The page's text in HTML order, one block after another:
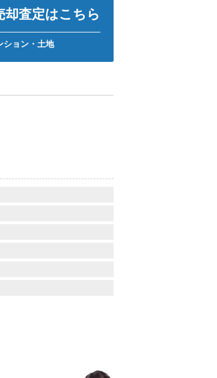
却査定はこちら
ション・土地